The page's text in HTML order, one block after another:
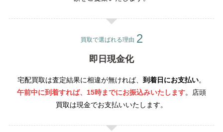
買取で選ばれる理由
即日現金化
宅配買取は査定結果に相違が無ければ、 到着日にお支払い。
午前中に到着すれば、15時までにお振込みいたします。店頭
買取は現金でお支払いいたします。